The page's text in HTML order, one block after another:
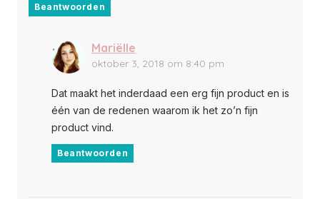
Beantwoorden
Mariëlle
oktober 3, 2018 om 8:40 pm
Dat maakt het inderdaad een erg fijn product en is
één van de redenen waarom ik het zo’n fijn
product vind.
Beantwoorden